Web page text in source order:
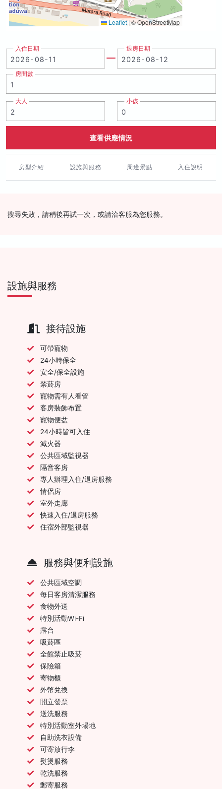
Leaflet|© OpenStreetMap
入住日期 退房日期
房間數
大人 小孩
查看供應情況
房型介紹 設施與服務 周邊景點 入住說明
搜尋失敗，請稍後再試一次，或請洽客服為您服務。
設施與服務
接待設施
可帶寵物
24小時保全
安全/保全設施
禁菸房
寵物需有人看管
客房裝飾布置
寵物便盆
24小時皆可入住
滅火器
公共區域監視器
隔音客房
專人辦理入住/退房服務
情侶房
室外走廊
快速入住/退房服務
住宿外部監視器
服務與便利設施
公共區域空調
每日客房清潔服務
食物外送
特別活動Wi-Fi
露台
吸菸區
全館禁止吸菸
保險箱
寄物櫃
外幣兌換
開立發票
送洗服務
特別活動室外場地
自助洗衣設備
可寄放行李
熨燙服務
乾洗服務
郵寄服務